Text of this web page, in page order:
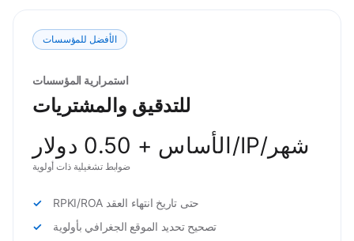
الأفضل للمؤسسات
استمرارية المؤسسات
للتدقيق والمشتريات
الأساس + 0.50 دولار/IP/شهر
ضوابط تشغيلية ذات أولوية
RPKI/ROA حتى تاريخ انتهاء العقد
تصحيح تحديد الموقع الجغرافي بأولوية